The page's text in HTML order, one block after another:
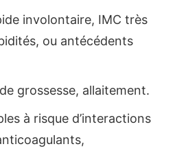
involontaire, IMC très
ou antécédents
grossesse, allaitement.
à risque d’interactions